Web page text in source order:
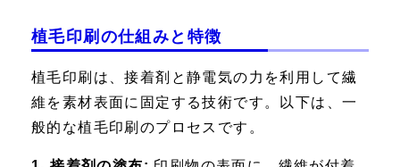
植毛印刷の仕組みと特徴
植毛印刷は、接着剤と静電気の力を利用して繊
維を素材表面に固定する技術です。以下は、一
般的な植毛印刷のプロセスです。